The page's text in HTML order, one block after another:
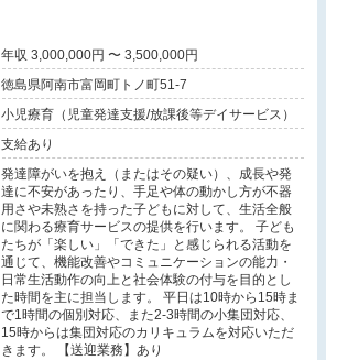
年収 3,000,000円 〜 3,500,000円
徳島県阿南市富岡町トノ町51-7
小児療育（児童発達支援/放課後等デイサービス）
支給あり
発達障がいを抱え（またはその疑い）、成長や発
達に不安があったり、手足や体の動かし方が不器
用さや未熟さを持った子どもに対して、生活全般
に関わる療育サービスの提供を行います。 子ども
たちが「楽しい」「できた」と感じられる活動を
通じて、機能改善やコミュニケーションの能力・
日常生活動作の向上と社会体験の付与を目的とし
た時間を主に担当します。 平日は10時から15時ま
で1時間の個別対応、また2-3時間の小集団対応、
15時からは集団対応のカリキュラムを対応いただ
きます。 【送迎業務】あり